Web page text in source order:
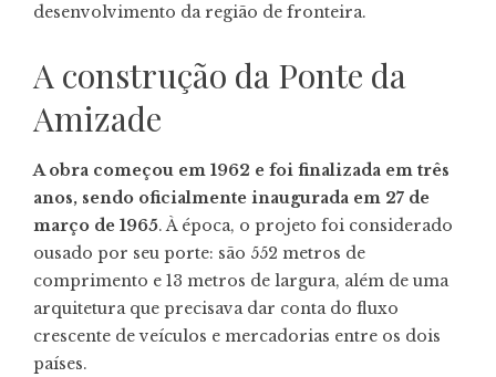
desenvolvimento da região de fronteira.
A construção da Ponte da
Amizade
A obra começou em 1962 e foi finalizada em três
anos, sendo oficialmente inaugurada em 27 de
março de 1965. À época, o projeto foi considerado
ousado por seu porte: são 552 metros de
comprimento e 13 metros de largura, além de uma
arquitetura que precisava dar conta do fluxo
crescente de veículos e mercadorias entre os dois
países.